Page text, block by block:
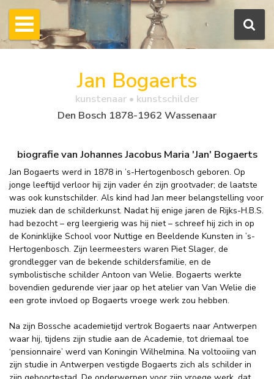
Jan Bogaerts
kunstenaar • kunstschilder
Den Bosch 1878-1962 Wassenaar
biografie van Johannes Jacobus Maria 'Jan' Bogaerts
Jan Bogaerts werd in 1878 in ’s-Hertogenbosch geboren. Op
jonge leeftijd verloor hij zijn vader én zijn grootvader; de laatste
was ook kunstschilder. Als kind had Jan meer belangstelling voor
muziek dan de schilderkunst. Nadat hij enige jaren de Rijks-H.B.S.
had bezocht – erg leergierig was hij niet – schreef hij zich in op
de Koninklijke School voor Nuttige en Beeldende Kunsten in ’s-
Hertogenbosch. Zijn leermeesters waren Piet Slager, de
grondlegger van de bekende schildersfamilie, en de
symbolistische schilder Antoon van Welie. Bogaerts werkte
bovendien gedurende vier jaar op het atelier van Van Welie die
een grote invloed op Bogaerts vroege werk zou hebben.
Na zijn Bossche academietijd vertrok Bogaerts naar Antwerpen
waar hij, tijdens zijn studie aan de Academie, tot driemaal toe
‘pensionnaire’ werd van Koningin Wilhelmina. Na voltooiing van
zijn studie in Antwerpen vestigde Bogaerts zich als schilder in